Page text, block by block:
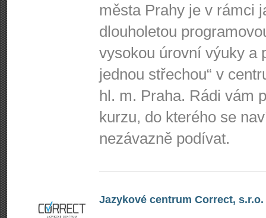
města Prahy je v rámci
dlouholetou
vysokou úrovní výuky a
jednou střechou“ v
hl. m. Praha. Rádi vám
kurzu, do kterého se
nezávazně podívat.
Jazykové centrum Correct, s.r.o.